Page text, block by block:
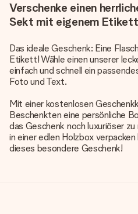
Verschenke einen
Sekt mit eigenem Etikett
Das ideale Geschenk: Eine
Etikett! Wähle einen unserer
einfach und schnell ein
Foto und Text.
Mit einer kostenlosen
Beschenkten eine persönliche
das Geschenk noch luxuriöser
in einer edlen Holzbox
dieses besondere Geschenk!